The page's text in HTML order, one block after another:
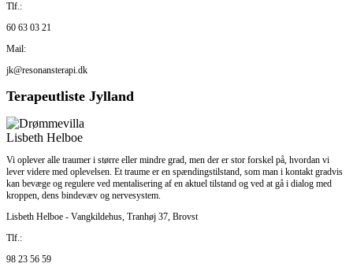
Tlf.:
60 63 03 21
Mail:
jk@resonansterapi.dk
Terapeutliste Jylland
Lisbeth Helboe
Vi oplever alle traumer i større eller mindre grad, men der er stor forskel på, hvordan vi
lever videre med oplevelsen. Et traume er en spændingstilstand, som man i kontakt gradvis
kan bevæge og regulere ved mentalisering af en aktuel tilstand og ved at gå i dialog med
kroppen, dens bindevæv og nervesystem.
Lisbeth Helboe - Vangkildehus, Tranhøj 37, Brovst
Tlf.:
98 23 56 59